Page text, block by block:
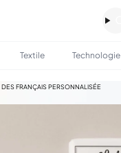
Textile Technologie
FRANÇAIS PERSONNALISÉE